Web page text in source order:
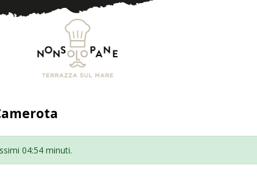
04:54 minuti.